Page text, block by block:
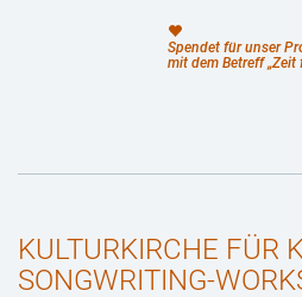
Spendet für unser
mit dem Betreff „Zeit
KULTURKIRCHE FÜR
SONGWRITING-